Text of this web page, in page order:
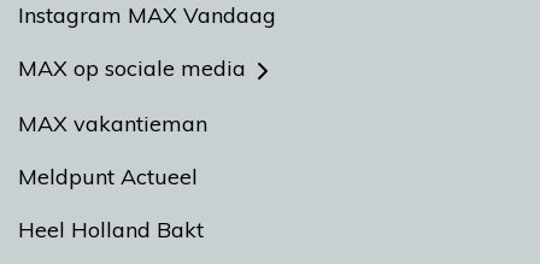
Instagram MAX Vandaag
MAX op sociale media
MAX vakantieman
Meldpunt Actueel
Heel Holland Bakt